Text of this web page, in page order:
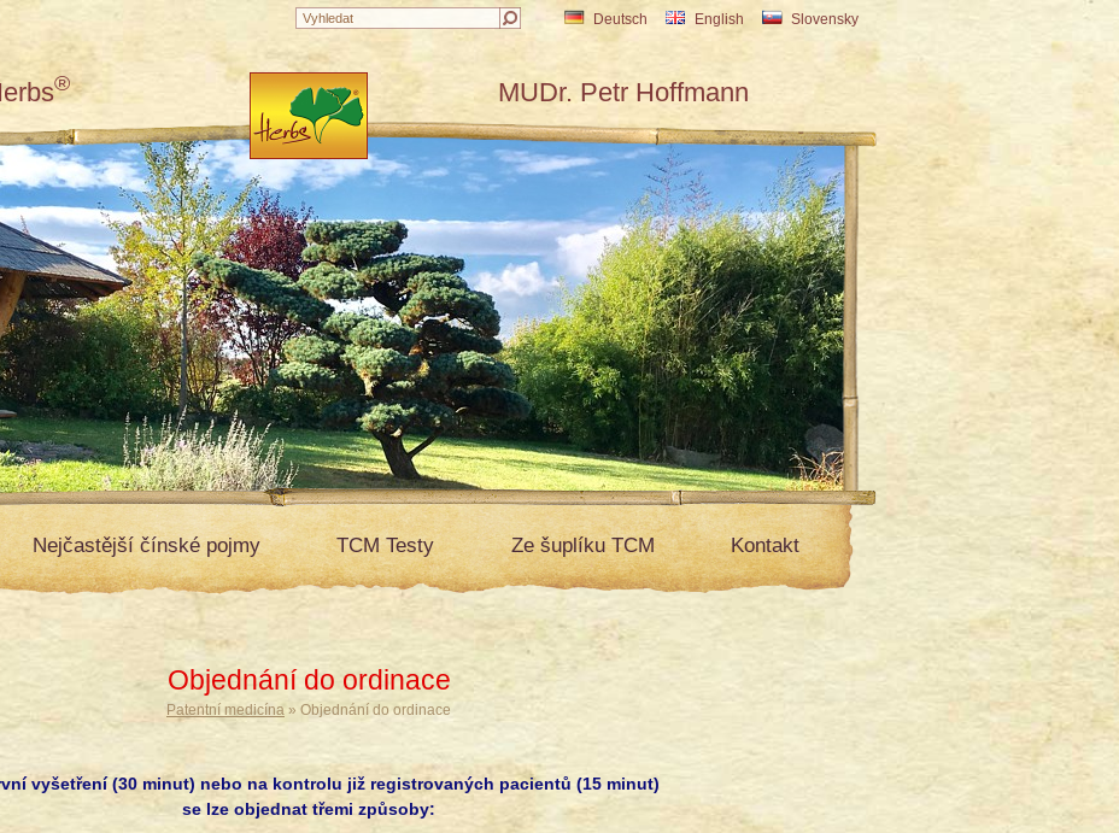
Deutsch English Slovensky
® MUDr. Petr Hoffmann
Nejčastější čínské pojmy TCM Testy Ze šuplíku TCM Kontakt
Objednání do ordinace
Patentní medicína » Objednání do ordinace
vyšetření (30 minut) nebo na kontrolu již registrovaných pacientů (15 minut)
se lze objednat třemi způsoby: